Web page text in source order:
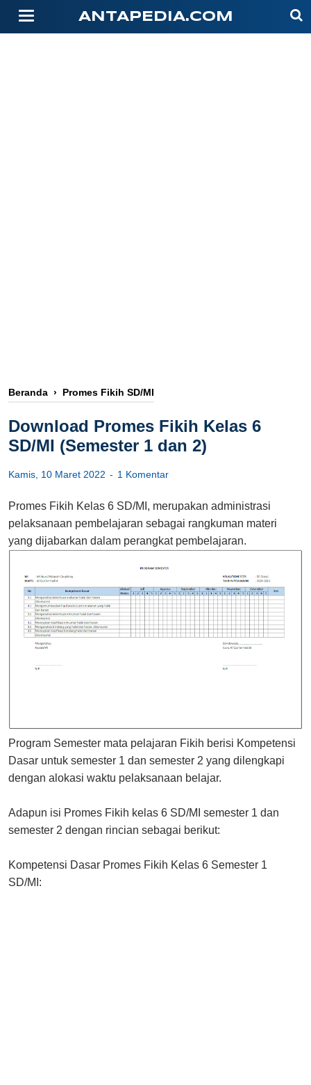
ANTAPEDIA.COM
Beranda › Promes Fikih SD/MI
Download Promes Fikih Kelas 6
SD/MI (Semester 1 dan 2)
Kamis, 10 Maret 2022 1 Komentar
Promes Fikih Kelas 6 SD/MI, merupakan administrasi
pelaksanaan pembelajaran sebagai rangkuman materi
yang dijabarkan dalam perangkat pembelajaran.
Program Semester mata pelajaran Fikih berisi Kompetensi
Dasar untuk semester 1 dan semester 2 yang dilengkapi
dengan alokasi waktu pelaksanaan belajar.
Adapun isi Promes Fikih kelas 6 SD/MI semester 1 dan
semester 2 dengan rincian sebagai berikut:
Kompetensi Dasar Promes Fikih Kelas 6 Semester 1
SD/MI: